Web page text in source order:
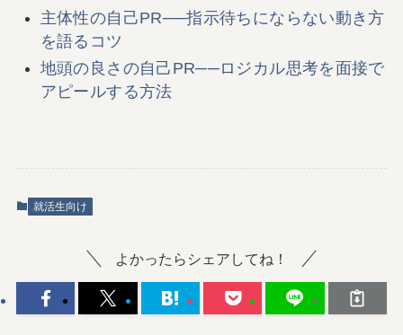
主体性の自己PR──指示待ちにならない動き方
を語るコツ
地頭の良さの自己PR──ロジカル思考を面接で
アピールする方法
就活生向け
よかったらシェアしてね！